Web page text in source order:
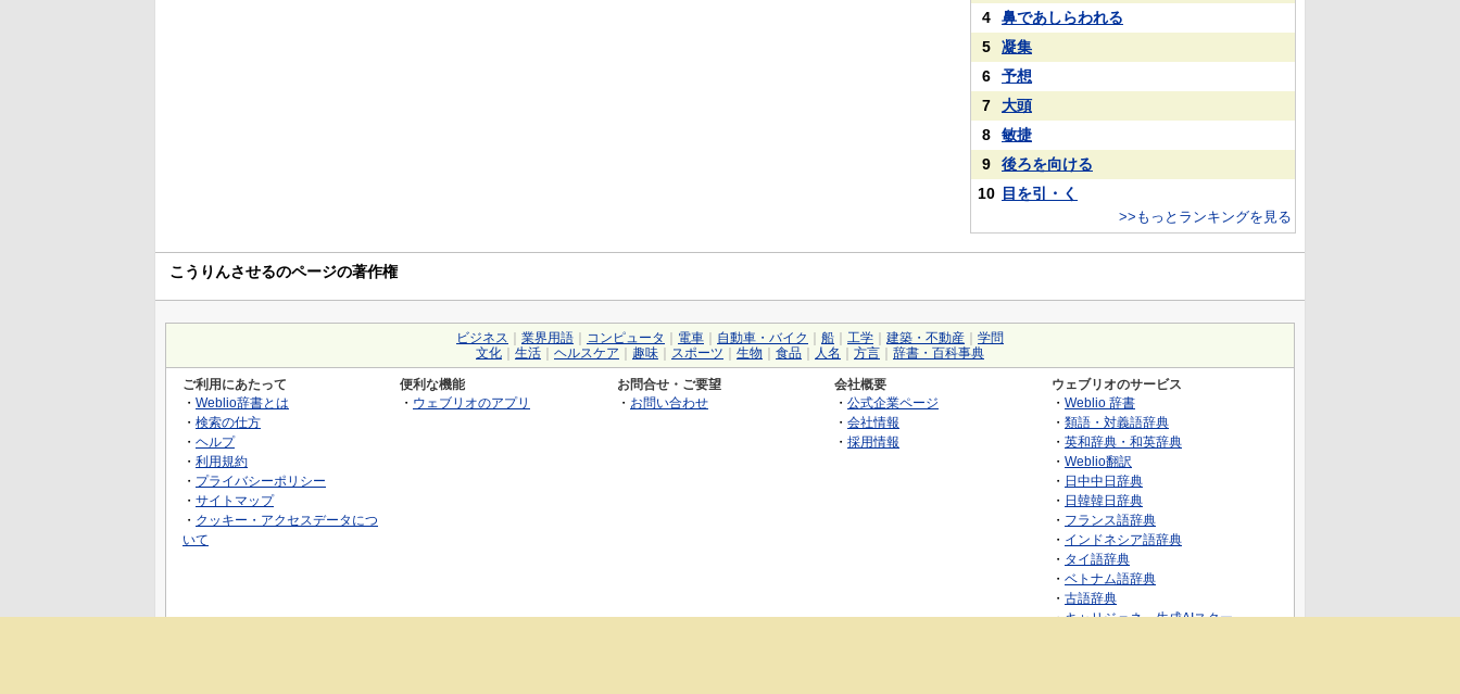
4
鼻であしらわれる
5
凝集
6
予想
7
大頭
8
敏捷
9
後ろを向ける
10 目を引・く
>>もっとランキングを見る
こうりんさせるのページの著作権
ビジネス 業界用語 コンピュータ 電車 自動車・バイク 船 工学 建築・不動産
学問
文化
生活 ヘルスケア 趣味 スポーツ 生物 食品 人名 方言 辞書・百科事典
ご利用にあたって
・ Weblio辞書とは
・ 検索の仕方
・ ヘルプ
・ 利用規約
・ プライバシーポリシー
・ サイトマップ
・ クッキー・アクセスデータにつ
いて
便利な機能
・ ウェブリオのアプリ
お問合せ・ご要望
・ お問い合わせ
会社概要
・ 公式企業ページ
・ 会社情報
・ 採用情報
ウェブリオのサービス
・ Weblio 辞書
・ 類語・対義語辞典
・ 英和辞典・和英辞典
・ Weblio翻訳
・ 日中中日辞典
・ 日韓韓日辞典
・ フランス語辞典
・ インドネシア語辞典
・ タイ語辞典
・ ベトナム語辞典
・ 古語辞典
・キャリジェネ～生成AIスクー